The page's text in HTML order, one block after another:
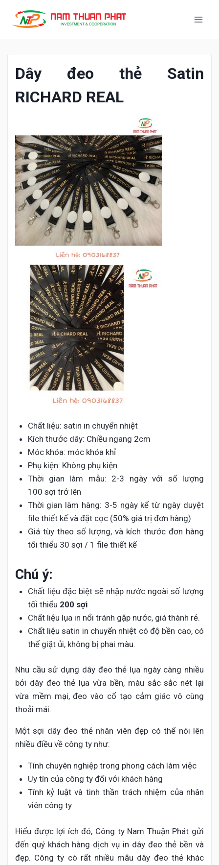
Dây đeo thẻ Satin
RICHARD REAL
Chất liệu: satin in chuyển nhiệt
Kích thước dây: Chiều ngang 2cm
Móc khóa: móc khóa khỉ
Phụ kiện: Không phụ kiện
Thời gian làm mẫu: 2-3 ngày với số lượng
100 sợi trở lên
Thời gian làm hàng: 3-5 ngày kể từ ngày duyệt
file thiết kế và đặt cọc (50% giá trị đơn hàng)
Giá tùy theo số lượng, và kích thước đơn hàng
tối thiểu 30 sợi / 1 file thiết kế
Chú ý:
Chất liệu đặc biệt sẽ nhập nước ngoài số lượng
tối thiểu 200 sợi
Chất liệu lụa in nổi tránh gặp nước, giá thành rẻ.
Chất liệu satin in chuyển nhiệt có độ bền cao, có
thể giặt ủi, không bị phai màu.
Nhu cầu sử dụng dây đeo thẻ lụa ngày càng nhiều
bởi dây đeo thẻ lụa vừa bền, màu sắc sắc nét lại
vừa mềm mại, đeo vào cổ tạo cảm giác vô cùng
thoải mái.
Một sợi dây đeo thẻ nhân viên đẹp có thể nói lên
nhiều điều về công ty như:
Tính chuyên nghiệp trong phong cách làm việc
Uy tín của công ty đối với khách hàng
Tính kỷ luật và tinh thần trách nhiệm của nhân
viên công ty
Hiểu được lợi ích đó, Công ty Nam Thuận Phát gửi
đến quý khách hàng dịch vụ in dây đeo thẻ bền và
đẹp. Công ty có rất nhiều mẫu dây đeo thẻ khác